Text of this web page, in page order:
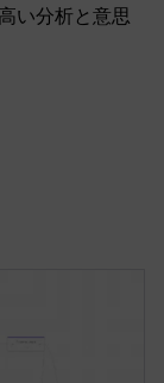
い分析と意思